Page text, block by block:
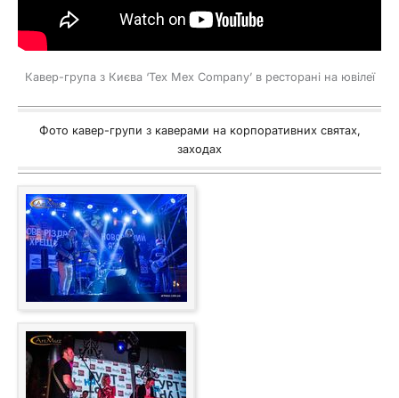
Кавер-група з Києва ‘Tex Mex Company’ в ресторані на ювілеї
Фото кавер-групи з каверами на корпоративних святах,
заходах